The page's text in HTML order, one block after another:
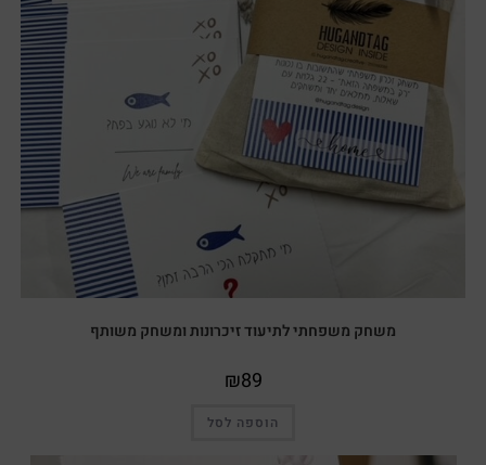
משחק משפחתי לתיעוד זיכרונות ומשחק משותף
₪89
הוספה לסל